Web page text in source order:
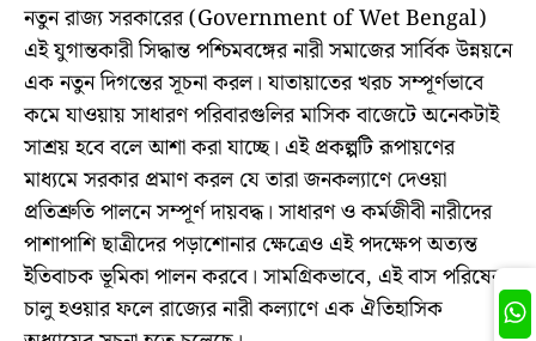
নতুন রাজ্য সরকারের (Government of Wet Bengal)
এই যুগান্তকারী সিদ্ধান্ত পশ্চিমবঙ্গের নারী সমাজের সার্বিক উন্নয়নে
এক নতুন দিগন্তের সূচনা করল। যাতায়াতের খরচ সম্পূর্ণভাবে
কমে যাওয়ায় সাধারণ পরিবারগুলির মাসিক বাজেটে অনেকটাই
সাশ্রয় হবে বলে আশা করা যাচ্ছে। এই প্রকল্পটি রূপায়ণের
মাধ্যমে সরকার প্রমাণ করল যে তারা জনকল্যাণে দেওয়া
প্রতিশ্রুতি পালনে সম্পূর্ণ দায়বদ্ধ। সাধারণ ও কর্মজীবী নারীদের
পাশাপাশি ছাত্রীদের পড়াশোনার ক্ষেত্রেও এই পদক্ষেপ অত্যন্ত
ইতিবাচক ভূমিকা পালন করবে। সামগ্রিকভাবে, এই বাস পরিষেবা
চালু হওয়ার ফলে রাজ্যের নারী কল্যাণে এক ঐতিহাসিক